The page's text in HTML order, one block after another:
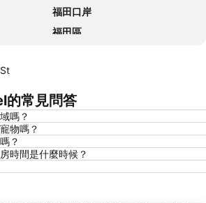
福田口岸
福田區
紅磡
Wan Chai Metro Station
深水埗區
香港迪士尼樂園
羅湖口岸
的常見問答
嗎？
物嗎？
？
時間是什麼時候？